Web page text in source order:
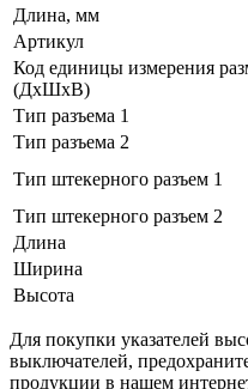
Длина, мм
Артикул
Код единицы измерения
(ДхШхВ)
Тип разъема 1
Тип разъема 2
Тип штекерного разъем 1
Тип штекерного разъем 2
Длина
Ширина
Высота
Для покупки указателей
выключателей,
продукции в нашем